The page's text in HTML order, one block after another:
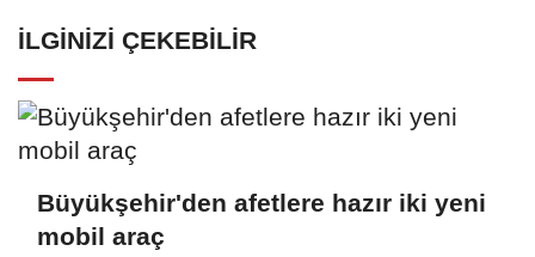
İLGINIZI ÇEKEBILIR
Büyükşehir'den afetlere hazır iki yeni
mobil araç